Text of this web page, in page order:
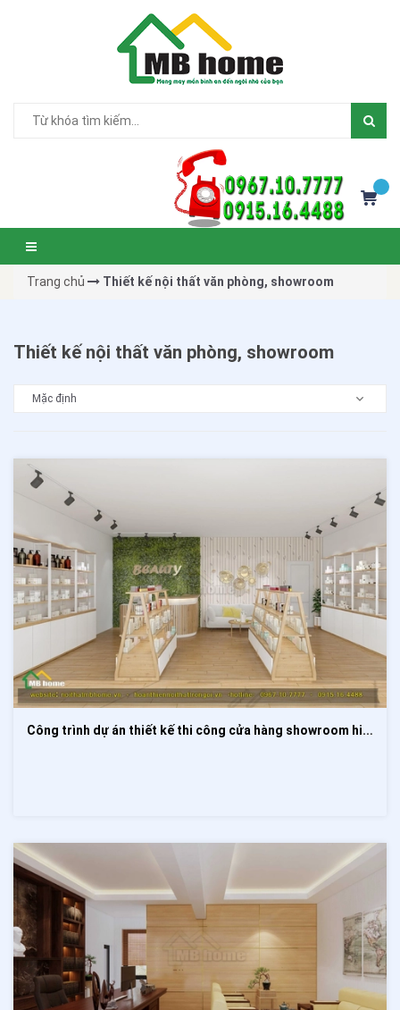
Trang chủ Thiết kế nội thất văn phòng, showroom
Thiết kế nội thất văn phòng, showroom
Công trình dự án thiết kế thi công cửa hàng showroom hiện đại với tone màu nâu be và trắng